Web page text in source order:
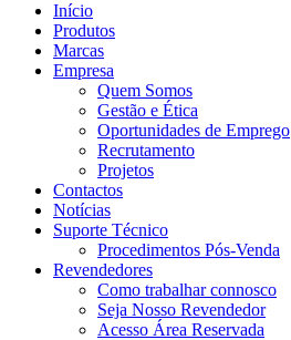
Início
Produtos
Marcas
Empresa
Quem Somos
Gestão e Ética
Oportunidades de Emprego
Recrutamento
Projetos
Contactos
Notícias
Suporte Técnico
Procedimentos Pós-Venda
Revendedores
Como trabalhar connosco
Seja Nosso Revendedor
Acesso Área Reservada